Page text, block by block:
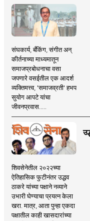
संघकार्य, बँकिंग, संगीत अन्
कीर्तनाच्या माध्यमातून
समाजप्रबोधनाचा वसा
जपणारे वसईतील एक आदर्श
व्यक्तिमत्त्व, 'समाजव्रती' हभप
सुयोग आपटे यांचा
जीवनप्रवास.....
शिवसेनेतील २०२२च्या
ऐतिहासिक फुटीनंतर उद्धव
ठाकरे यांच्या पक्षाने नव्याने
उभारी घेण्याचा प्रयत्न केला
खरा. मात्र, आता पुन्हा एकदा
पक्षातील काही खासदारांच्या